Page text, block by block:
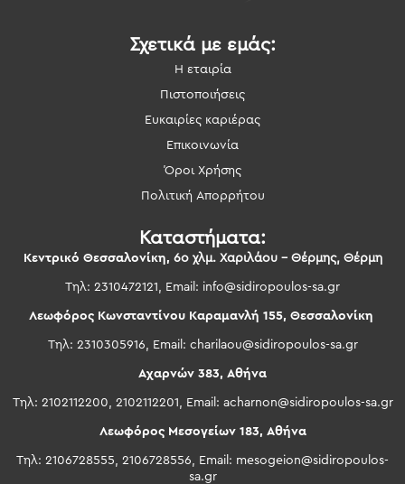
Σχετικά με εμάς:
Η εταιρία
Πιστοποιήσεις
Ευκαιρίες καριέρας
Επικοινωνία
Όροι Χρήσης
Πολιτική Απορρήτου
Καταστήματα:
Κεντρικό Θεσσαλονίκη, 6ο χλμ. Χαριλάου – Θέρμης, Θέρμη
Τηλ: 2310472121, Email: info@sidiropoulos-sa.gr
Λεωφόρος Κωνσταντίνου Καραμανλή 155, Θεσσαλονίκη
Τηλ: 2310305916, Email: charilaou@sidiropoulos-sa.gr
Αχαρνών 383, Αθήνα
Τηλ: 2102112200, 2102112201, Email: acharnon@sidiropoulos-sa.gr
Λεωφόρος Μεσογείων 183, Αθήνα
Τηλ: 2106728555, 2106728556, Email: mesogeion@sidiropoulos-
sa.gr